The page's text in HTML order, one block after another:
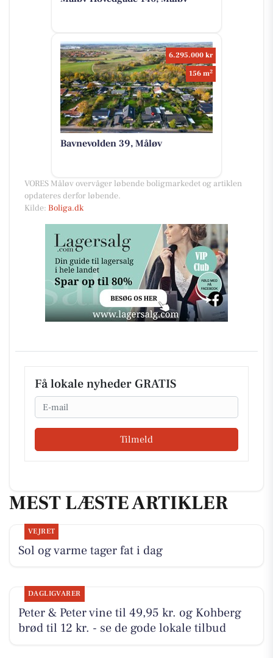
6.295.000 kr
156 m2
Bavnevolden 39, Måløv
VORES Måløv overvåger løbende boligmarkedet og artiklen
opdateres derfor løbende.
Kilde: Boliga.dk
Få lokale nyheder GRATIS
Email
Tilmeld
MEST LÆSTE ARTIKLER
VEJRET
Sol og varme tager fat i dag
DAGLIGVARER
Peter & Peter vine til 49,95 kr. og Kohberg
brød til 12 kr. - se de gode lokale tilbud